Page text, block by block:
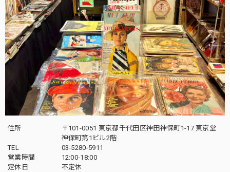
住所
〒101-0051 東京都千代田区神田神保町1-17 東京堂
神保町第1ビル2階
TEL
03-5280-5911
営業時間
12:00-18:00
定休日
不定休